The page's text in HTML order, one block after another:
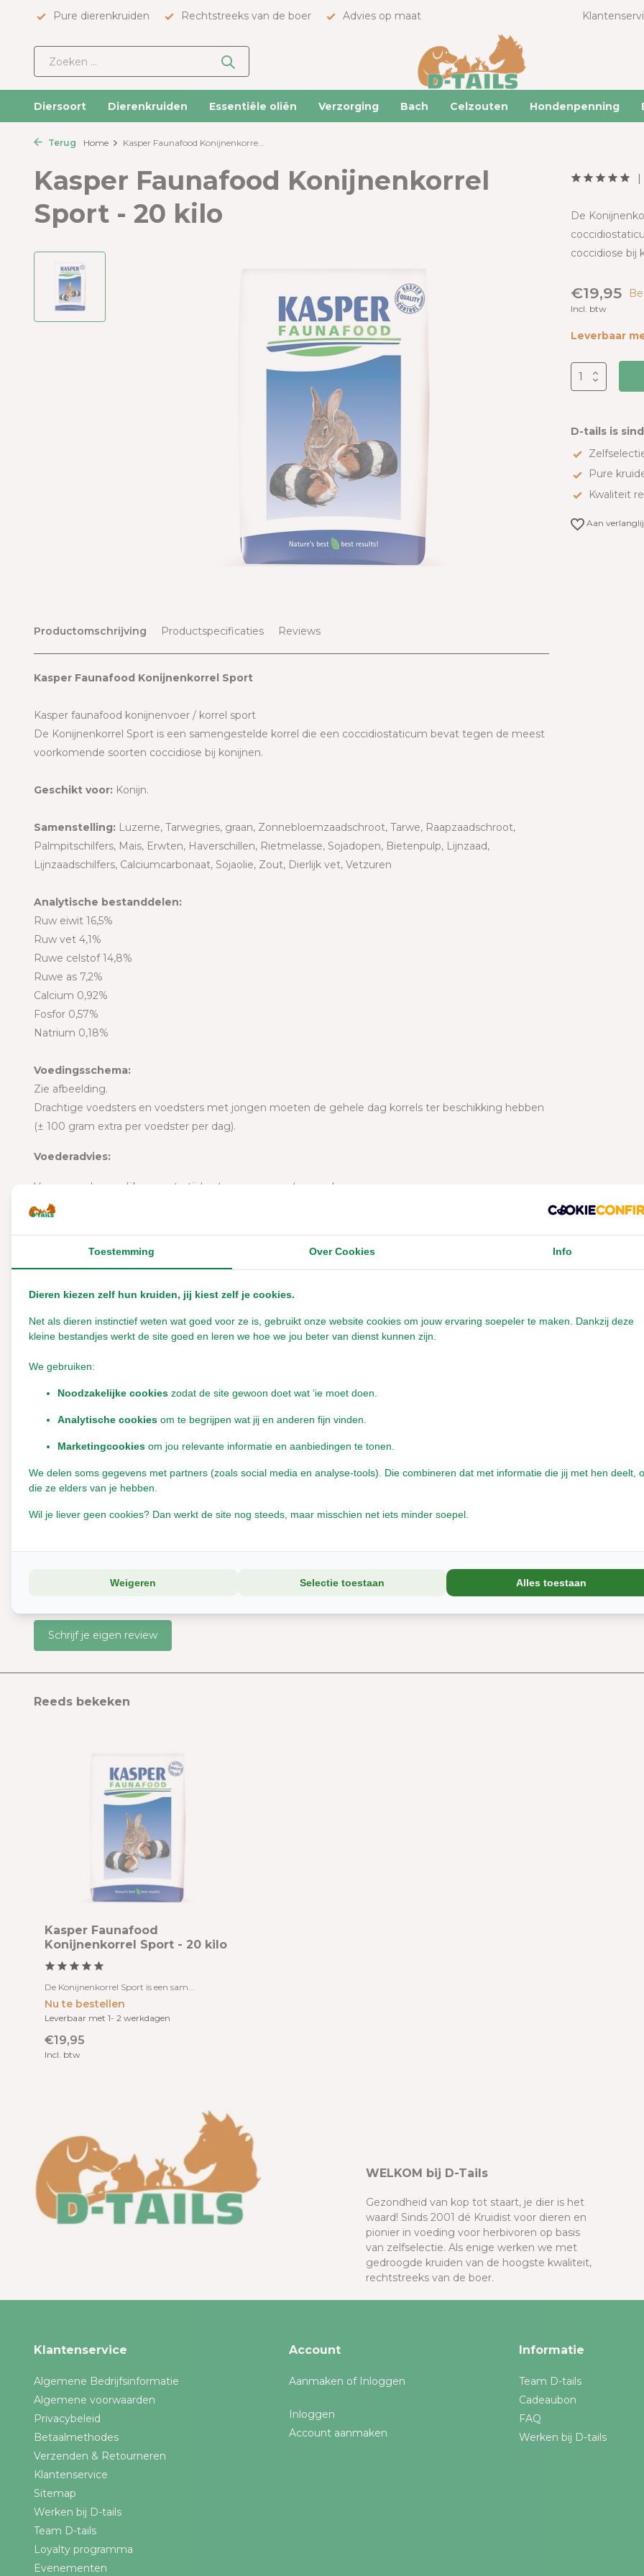
Pure dierenkruiden Rechtstreeks van de boer Advies op maat
Diersoort Dierenkruiden Essentiële oliën Verzorging Bach Celzouten Hondenpenning
Terug Home Kasper Faunafood Konijnenkorre...
Kasper Faunafood Konijnenkorrel
Sport - 20 kilo
Productomschrijving Productspecificaties Reviews
Kasper Faunafood Konijnenkorrel Sport
Kasper faunafood konijnenvoer / korrel sport
De Konijnenkorrel Sport is een samengestelde korrel die een coccidiostaticum bevat tegen de meest
voorkomende soorten coccidiose bij konijnen.
Geschikt voor: Konijn.
Samenstelling: Luzerne, Tarwegries, graan, Zonnebloemzaadschroot, Tarwe, Raapzaadschroot,
Palmpitschilfers, Mais, Erwten, Haverschillen, Rietmelasse, Sojadopen, Bietenpulp, Lijnzaad,
Lijnzaadschilfers, Calciumcarbonaat, Sojaolie, Zout, Dierlijk vet, Vetzuren
Analytische bestanddelen:
Ruw eiwit 16,5%
Ruw vet 4,1%
Ruwe celstof 14,8%
Ruwe as 7,2%
Calcium 0,92%
Fosfor 0,57%
Natrium 0,18%
Voedingsschema:
Zie afbeelding.
Drachtige voedsters en voedsters met jongen moeten de gehele dag korrels ter beschikking hebben
(± 100 gram extra per voedster per dag).
Voederadvies:
Voer zoveel mogelijk op vaste tijden ‘s morgens en ‘s avonds.
Naast konijnenkorrels dient hooi te worden gevoerd van een goede kwaliteit.
Stel altijd vers en schoon drinkwater ter beschikking, liefst uit een drinkflesje met nippel.
darmstoornissen.
Schakel altijd geleidelijk over van het ene op het andere soort voer.
Productspecificaties
De
coccidiose bij
€19,95
Incl. btw
Leverbaar
D-tails is
Pure
Kwaliteit
Aan
Schrijf je eigen review
Reeds bekeken
Kasper Faunafood
Konijnenkorrel Sport - 20 kilo
De Konijnenkorrel Sport is een sam...
Nu te bestellen
Leverbaar met 1- 2 werkdagen
€19,95
Incl. btw
WELKOM bij D-Tails
Gezondheid van kop tot staart, je dier is het
waard! Sinds 2001 dé Kruidist voor dieren en
pionier in voeding voor herbivoren op basis
van zelfselectie. Als enige werken we met
gedroogde kruiden van de hoogste kwaliteit,
rechtstreeks van de boer.
Klantenservice
Algemene Bedrijfsinformatie
Algemene voorwaarden
Privacybeleid
Betaalmethodes
Verzenden & Retourneren
Klantenservice
Sitemap
Werken bij D-tails
Team D-tails
Loyalty programma
Evenementen
Account
Aanmaken of Inloggen
Inloggen
Account aanmaken
Informatie
Team D-tails
Cadeaubon
FAQ
Werken bij D-tails
Toestemming Over Cookies Info
Dieren kiezen zelf hun kruiden, jij kiest zelf je cookies.
Net als dieren instinctief weten wat goed voor ze is, gebruikt onze website cookies om jouw ervaring soepeler te maken. Dankzij deze
kleine bestandjes werkt de site goed en leren we hoe we jou beter van dienst kunnen zijn.
We gebruiken:
Noodzakelijke cookies zodat de site gewoon doet wat ‘ie moet doen.
Analytische cookies om te begrijpen wat jij en anderen fijn vinden.
Marketingcookies om jou relevante informatie en aanbiedingen te tonen.
We delen soms gegevens met partners (zoals social media en analyse-tools). Die combineren dat met informatie die jij met hen deelt,
die ze elders van je hebben.
Wil je liever geen cookies? Dan werkt de site nog steeds, maar misschien net iets minder soepel.
Weigeren Selectie toestaan Alles toestaan